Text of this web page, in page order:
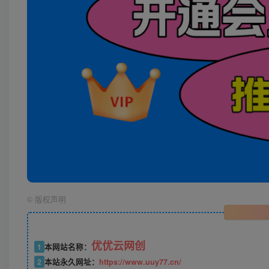
© 版权声明
1 本网站名称： 优优云网创
2 本站永久网址： https://www.uuy77.cn/